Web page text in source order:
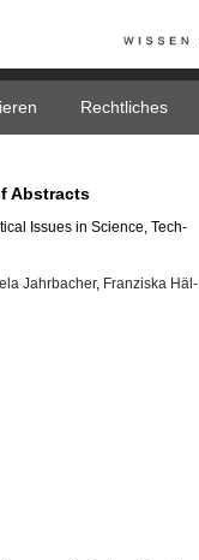
Rechtliches
Ab­stracts
Is­su­es in Sci­ence, Tech­
Jahr­ba­cher, Fran­zis­ka Häl­